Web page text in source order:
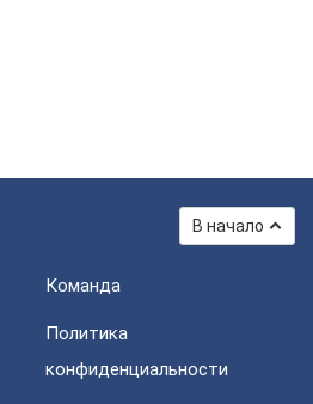
В начало
Команда
Политика
конфиденциальности